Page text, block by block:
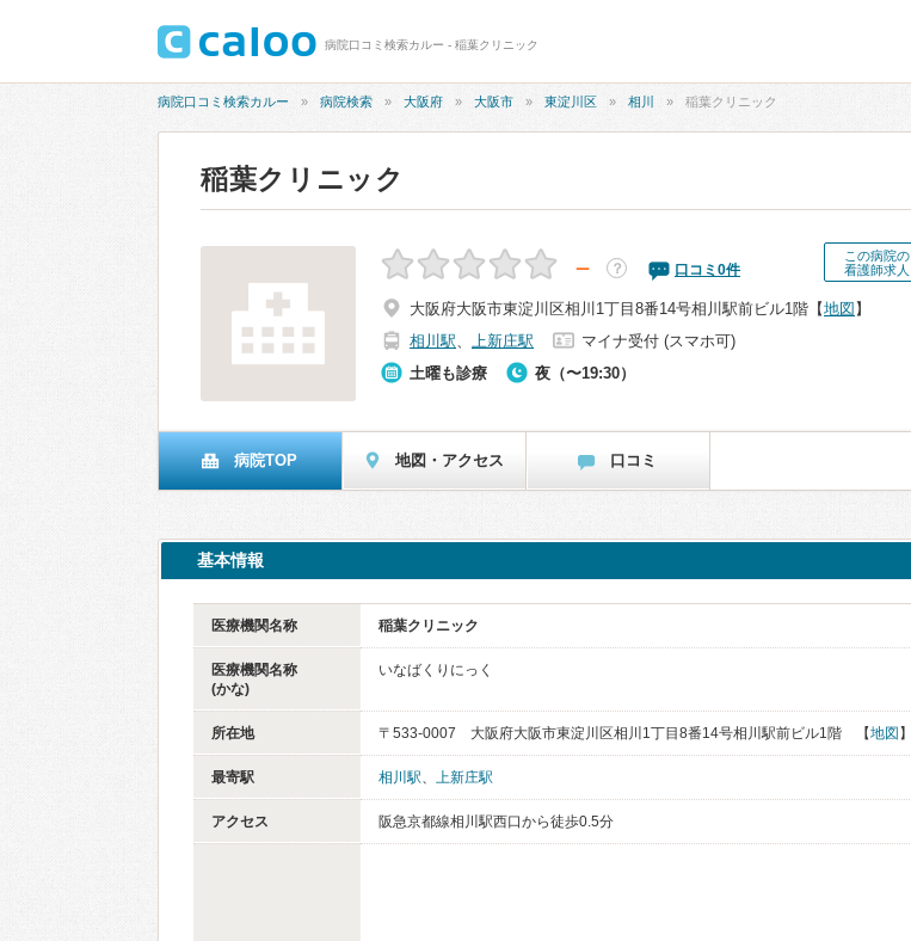
病院口コミ検索カルー - 稲葉クリニック
病院口コミ検索カルー 病院検索 大阪府 大阪市 東淀川区 相川 稲葉クリニック
稲葉クリニック
この病院の
看護師求人
－ ？ 口コミ 0件
大阪府大阪市東淀川区相川1丁目8番14号相川駅前ビル1階 【地図 】
相川駅、 上新庄駅
マイナ受付 (スマホ可)
土曜も診療
夜（〜19:30）
病院TOP 地図・アクセス 口コミ
基本情報
医療機関名称 稲葉クリニック
医療機関名称
(かな)
いなばくりにっく
所在地 〒533-0007 大阪府大阪市東淀川区相川1丁目8番14号相川駅前ビル1階 【地図 】
最寄駅 相川駅、 上新庄駅
アクセス 阪急京都線相川駅西口から徒歩0.5分